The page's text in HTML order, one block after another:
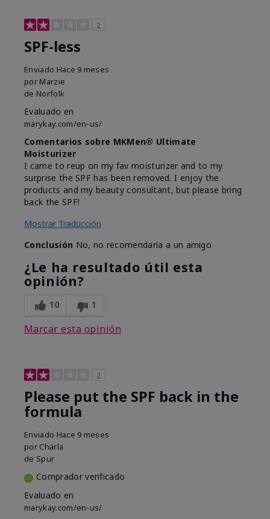
2
SPF-less
Enviado Hace 9 meses
por Marzie
de Norfolk
Evaluado en
marykay.com/en-us/
Comentarios sobre MKMen® Ultimate
Moisturizer
I came to reup on my fav moisturizer and to my
surprise the SPF has been removed. I enjoy the
products and my beauty consultant, but please bring
back the SPF!
Mostrar Traducción
Conclusión No, no recomendaría a un amigo
¿Le ha resultado útil esta
opinión?
10 1
Marcar esta opinión
2
Please put the SPF back in the
formula
Enviado Hace 9 meses
por Charla
de Spur
Comprador verificado
Evaluado en
marykay.com/en-us/